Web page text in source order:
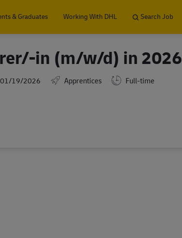
& Graduates Working With DHL Search Job
in (m/w/d) in 2026
Date
01/19/2026 Apprentices
Full-time